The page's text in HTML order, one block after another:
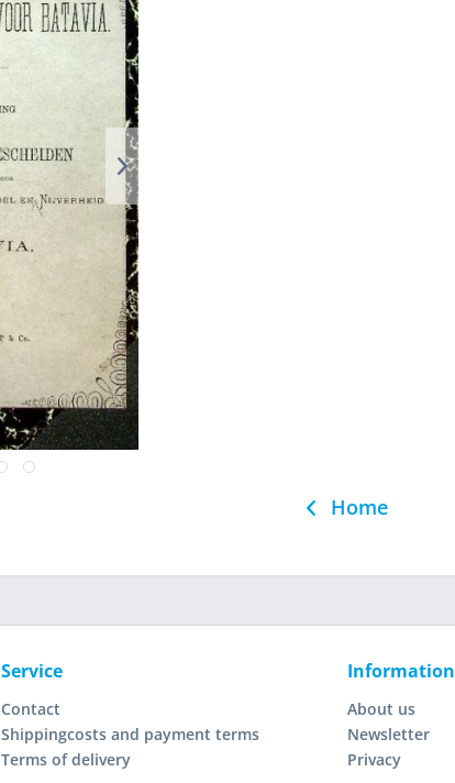
Home
Service
Contact
Shippingcosts and payment terms
Terms of delivery
Information
About us
Newsletter
Privacy